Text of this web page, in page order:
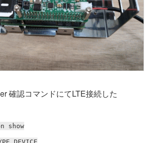
確認コマンドにてLTE接続した
show